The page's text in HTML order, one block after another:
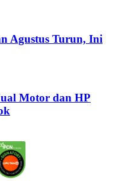
Agustus Turun, Ini
Motor dan HP